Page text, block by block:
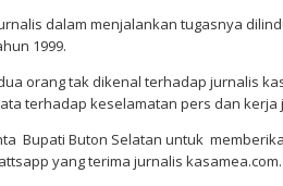
dalam menjalankan tugasnya
1999.
orang tak dikenal terhadap jurnalis
terhadap keselamatan pers dan kerja
Bupati Buton Selatan untuk
yang terima jurnalis kasamea.com.